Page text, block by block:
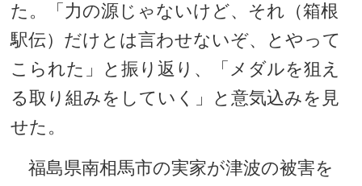
た。「力の源じゃないけど、それ（箱根
駅伝）だけとは言わせないぞ、とやって
こられた」と振り返り、「メダルを狙え
る取り組みをしていく」と意気込みを見
せた。
福島県南相馬市の実家が津波の被害を